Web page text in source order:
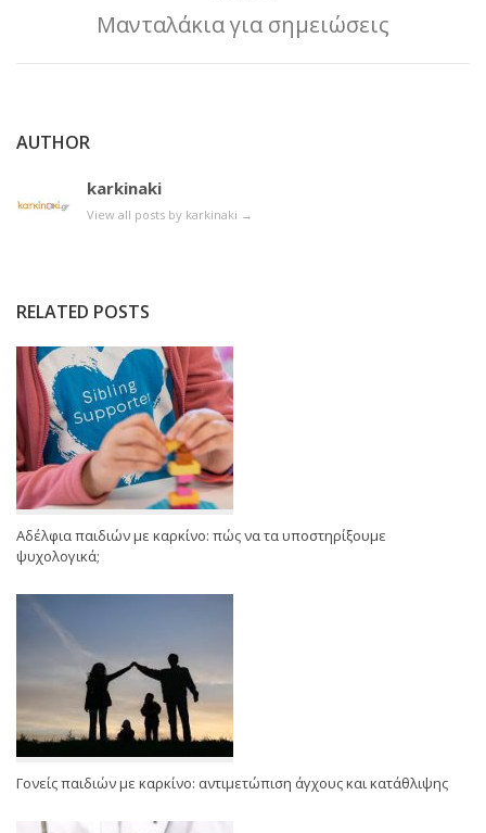
Μανταλάκια για σημειώσεις
AUTHOR
karkinaki
View all posts by karkinaki →
RELATED POSTS
Αδέλφια παιδιών με καρκίνο: πώς να τα υποστηρίξουμε
ψυχολογικά;
Γονείς παιδιών με καρκίνο: αντιμετώπιση άγχους και κατάθλιψης